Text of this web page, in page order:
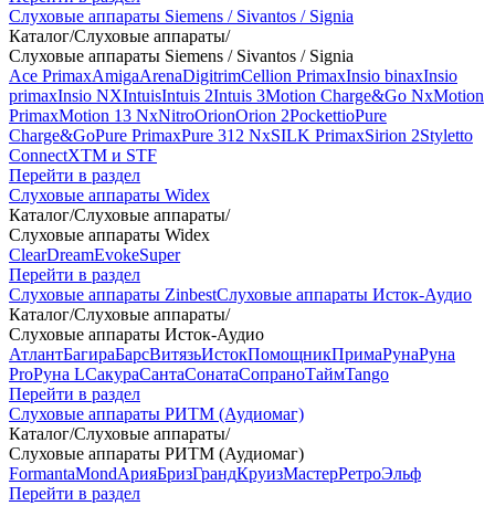
Слуховые аппараты Siemens / Sivantos / Signia
Каталог/Слуховые аппараты/
Слуховые аппараты Siemens / Sivantos / Signia
Ace PrimaxAmigaArenaDigitrimCellion PrimaxInsio binaxInsio
primaxInsio NXIntuisIntuis 2Intuis 3Motion Charge&Go NxMotion
PrimaxMotion 13 NxNitroOrionOrion 2PockettioPure
Charge&GoPure PrimaxPure 312 NxSILK PrimaxSirion 2Styletto
ConnectXTM и STF
Перейти в раздел
Слуховые аппараты Widex
Каталог/Слуховые аппараты/
Слуховые аппараты Widex
ClearDreamEvokeSuper
Перейти в раздел
Слуховые аппараты ZinbestСлуховые аппараты Исток-Аудио
Каталог/Слуховые аппараты/
Слуховые аппараты Исток-Аудио
АтлантБагираБарсВитязьИстокПомощникПримаРунаРуна
ProРуна LСакураСантаСонатаСопраноТаймTango
Перейти в раздел
Слуховые аппараты РИТМ (Аудиомаг)
Каталог/Слуховые аппараты/
Слуховые аппараты РИТМ (Аудиомаг)
FormantaMondАрияБризГрандКруизМастерРетроЭльф
Перейти в раздел